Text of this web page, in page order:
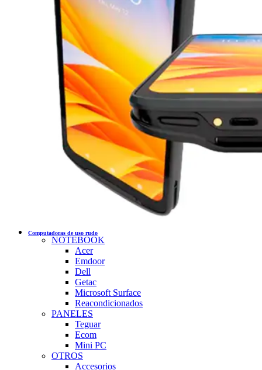
Computadoras de uso rudo
NOTEBOOK
Acer
Emdoor
Dell
Getac
Microsoft Surface
Reacondicionados
PANELES
Teguar
Ecom
Mini PC
OTROS
Accesorios